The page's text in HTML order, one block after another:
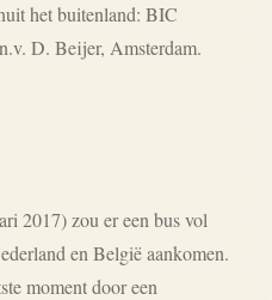
het buitenland: BIC
D. Beijer, Amsterdam.
2017) zou er een bus vol
en België aankomen.
moment door een